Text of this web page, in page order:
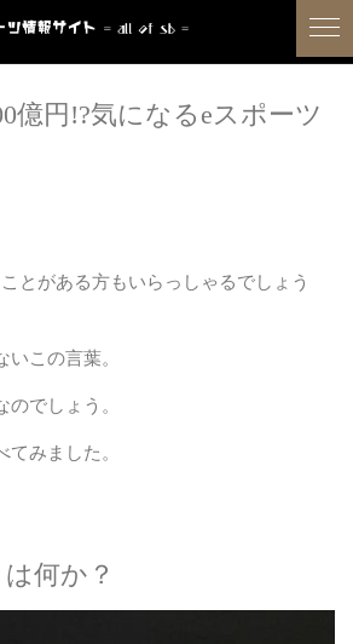
億円!?気になるeスポーツ
とがある方もいらっしゃるでしょう
いこの言葉。
でしょう。
てみました。
何か？